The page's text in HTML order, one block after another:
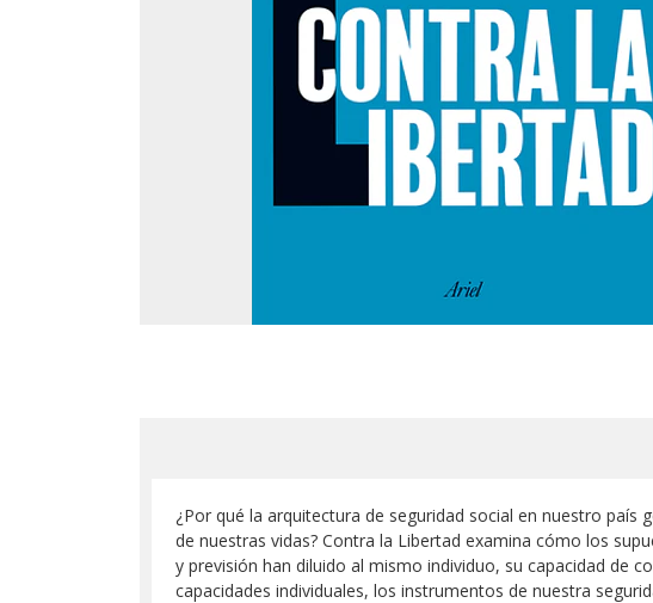
¿Por qué la arquitectura de seguridad social en nuestro
de nuestras vidas? Contra la Libertad examina cómo los
y previsión han diluido al mismo individuo, su capacidad de
capacidades individuales, los instrumentos de nuestra